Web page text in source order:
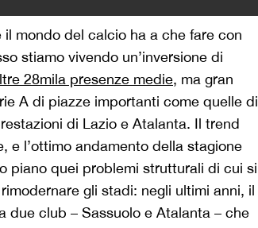
mondo del calcio ha a che fare con
stiamo vivendo un’inversione di
28mila presenze medie, ma gran
A di piazze importanti come quelle di
di Lazio e Atalanta. Il trend
e l’ottimo andamento della stagione
piano quei problemi strutturali di cui si
gli stadi: negli ultimi anni, il
due club – Sassuolo e Atalanta – che